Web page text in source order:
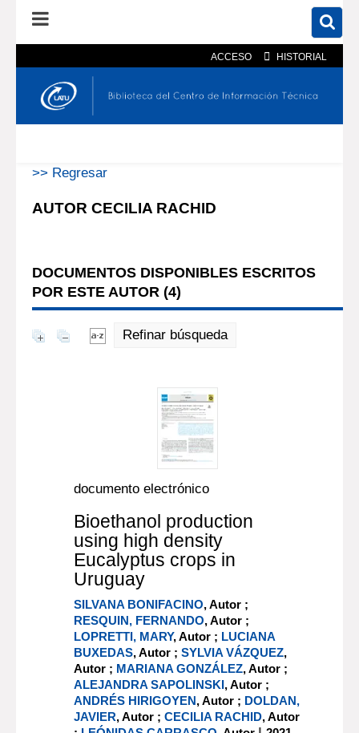
ACCESO HISTORIAL
En el catálogo En el sitio
>> Regresar
AUTOR CECILIA RACHID
DOCUMENTOS DISPONIBLES ESCRITOS
POR ESTE AUTOR (4)
Refinar búsqueda
documento electrónico
Bioethanol production
using high density
Eucalyptus crops in
Uruguay
SILVANA BONIFACINO, Autor ;
RESQUIN, FERNANDO, Autor ;
LOPRETTI, MARY, Autor ; LUCIANA
BUXEDAS, Autor ;SYLVIA VÁZQUEZ,
Autor ; MARIANA GONZÁLEZ, Autor ;
ALEJANDRA SAPOLINSKI, Autor ;
ANDRÉS HIRIGOYEN, Autor ; DOLDAN,
JAVIER, Autor ;CECILIA RACHID, Autor